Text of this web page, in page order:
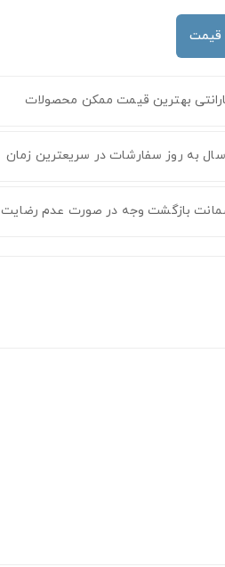
قیمت
بهترین قیمت ممکن محصولات
به روز سفارشات در سریعترین زمان
بازگشت وجه در صورت عدم رضایت